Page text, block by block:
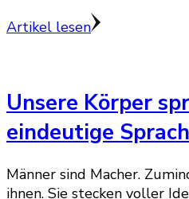
Artikel lesen
Unsere Körper
eindeutige
Männer sind Macher.
ihnen. Sie stecken voller